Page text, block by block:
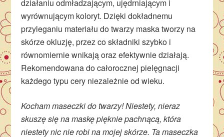
działaniu odmładzającym, ujędrniającym i
wyrównującym koloryt. Dzięki dokładnemu
przyleganiu materiału do twarzy maska tworzy na
skórze okluzję, przez co składniki szybko i
równomiernie wnikają oraz efektywnie działają.
Rekomendowana do całorocznej pielęgnacji
każdego typu cery niezależnie od wieku.
Kocham maseczki do twarzy! Niestety, nieraz
skuszę się na maskę pięknie pachnącą, która
niestety nic nie robi na mojej skórze. Ta maseczka